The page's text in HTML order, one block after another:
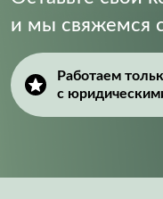
Supply Voltage (Max):
Supply Voltage (Min):
и мы свяжемся
Работаем
с